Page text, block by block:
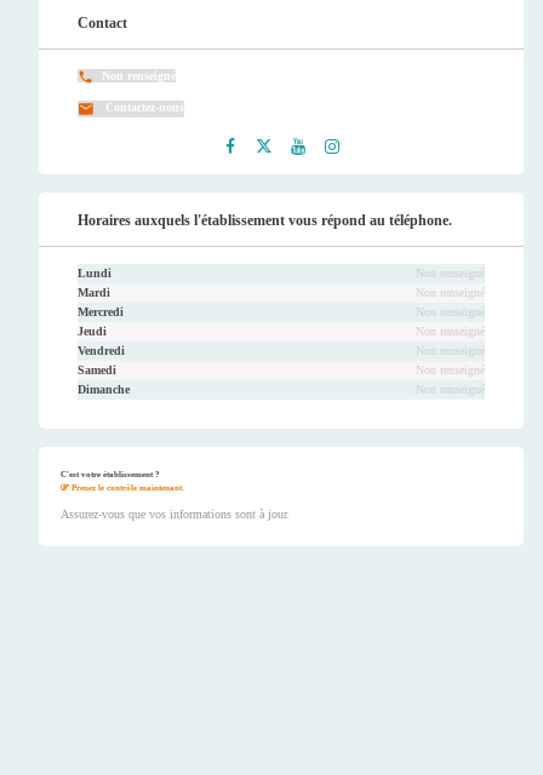
Contact
Non renseigné
Contactez-nous
ook
er
be
ram
Horaires auxquels l'établissement vous répond au téléphone.
Lundi
Non renseigné
Mardi
Non renseigné
Mercredi
Non renseigné
Jeudi
Non renseigné
Vendredi
Non renseigné
Samedi
Non renseigné
Dimanche
Non renseigné
C'est votre établissement ?
Prenez le contrôle maintenant.
Assurez-vous que vos informations sont à jour.